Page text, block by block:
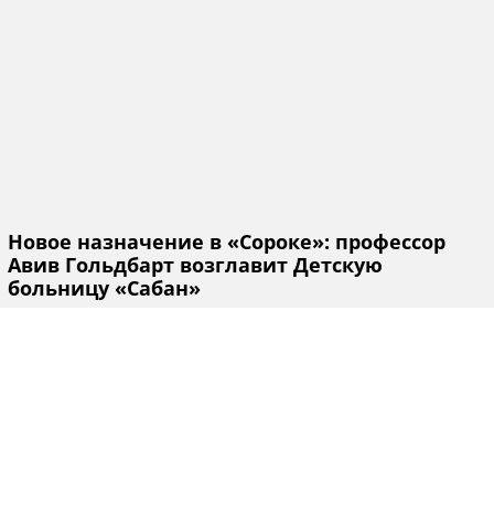
Новое назначение в «Сороке»: профессор
Авив Гольдбарт возглавит Детскую
больницу «Сабан»